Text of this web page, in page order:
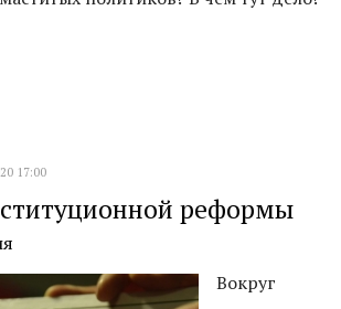
17:00
реформы
Вокруг